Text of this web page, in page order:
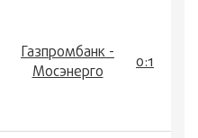
Газпромбанк -
Мосэнерго
0:1